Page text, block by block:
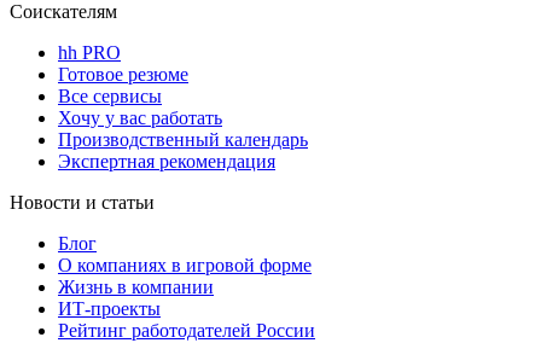
Соискателям
hh PRO
Готовое резюме
Все сервисы
Хочу у вас работать
Производственный календарь
Экспертная рекомендация
Новости и статьи
Блог
О компаниях в игровой форме
Жизнь в компании
ИТ-проекты
Рейтинг работодателей России